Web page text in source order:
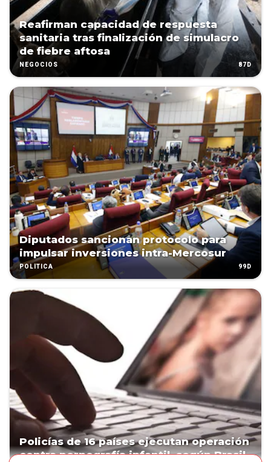
Reafirman capacidad de respuesta
sanitaria tras finalización de simulacro
de fiebre aftosa
NEGOCIOS 87D
Diputados sancionan protocolo para
impulsar inversiones intra-Mercosur
POLÍTICA 99D
Policías de 16 países ejecutan operación
contra pornografía infantil, según Brasil